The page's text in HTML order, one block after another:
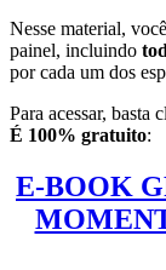
Nesse material,
painel, incluindo
por cada um dos
Para acessar, basta
É 100% gratuito:
E-BOOK